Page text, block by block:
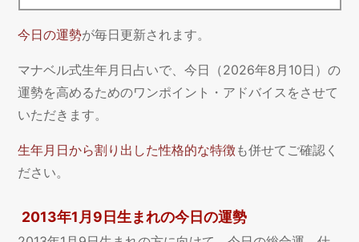
今日の運勢が毎日更新されます。
マナベル式生年月日占いで、今日（2026年8月10日）の
運勢を高めるためのワンポイント・アドバイスをさせて
いただきます。
生年月日から割り出した性格的な特徴も併せてご確認く
ださい。
2013年1月9日生まれの今日の運勢